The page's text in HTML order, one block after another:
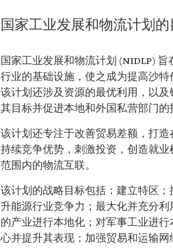
国家工业发展和物流计划的
国家工业发展和物流计划 (NIDLP)
行业的基础设施，使之成为提高沙
该计划还涉及资源的最优利用，以
其目标并促进本地和外国私营部门的
该计划还专注于改善贸易差额，打
持续竞争优势，刺激投资，创造就
范围内的物流互联。
该计划的战略目标包括：建立特区
升能源行业竞争力；最大化并充分
的产业进行本地化；对军事工业进
心并提升其表现；加强贸易和运输